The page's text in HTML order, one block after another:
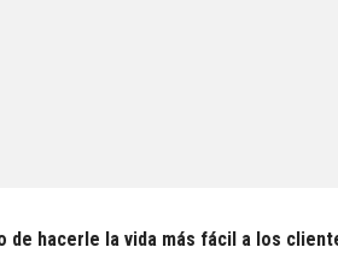
de hacerle la vida más fácil a los